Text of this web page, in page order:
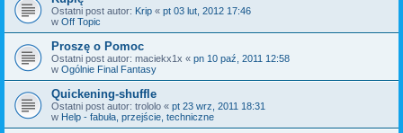
Ostatni post autor: Krip « pt 03 lut, 2012 17:46
w Off Topic
Proszę o Pomoc
Ostatni post autor: maciekx1x « pn 10 paź, 2011 12:58
w Ogólnie Final Fantasy
Quickening-shuffle
Ostatni post autor: trololo « pt 23 wrz, 2011 18:31
w Help - fabuła, przejście, techniczne